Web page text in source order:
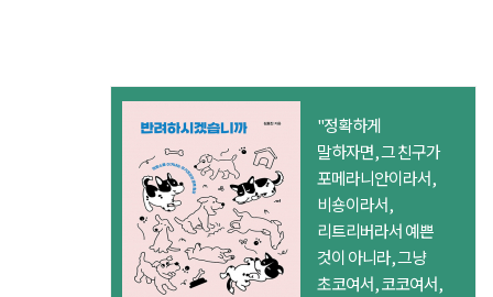
"정확하게
말하자면, 그 친구가
포메라니안이라서,
비숑이라서,
리트리버라서 예쁜
것이 아니라, 그냥
초코여서, 코코여서,